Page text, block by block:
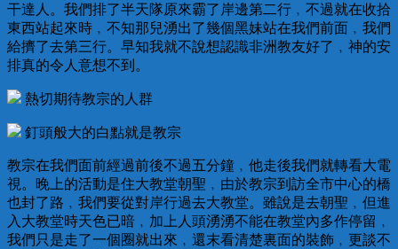
干達人。我們排了半天隊原來霸了岸邊第二行﹐不過就在收拾
東西站起來時﹐不知那兒湧出了幾個黑妹站在我們前面﹐我們
給擠了去第三行。早知我就不說想認識非洲教友好了﹐神的安
排真的令人意想不到。
熱切期待教宗的人群
釘頭般大的白點就是教宗
教宗在我們面前經過前後不過五分鐘﹐他走後我們就轉看大電
視。晚上的活動是住大教堂朝聖﹐由於教宗到訪全市中心的橋
也封了路﹐我們要從對岸行過去大教堂。雖說是去朝聖﹐但進
入大教堂時天色已暗﹐加上人頭湧湧不能在教堂內多作停留﹐
我們只是走了一個圈就出來﹐還末看清楚裏面的裝飾﹐更談不